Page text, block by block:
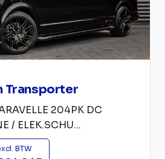
Transporter
204PK DC
/ ELEK.SCHU...
BTW